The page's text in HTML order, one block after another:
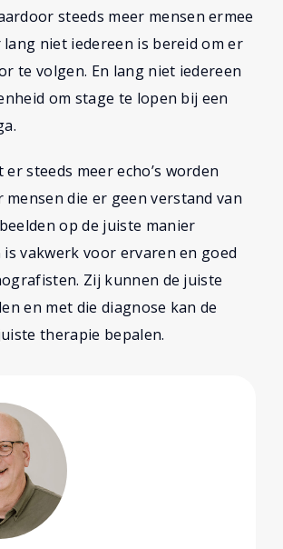
steeds meer mensen ermee
niet iedereen is bereid om er
te volgen. En lang niet iedereen
om stage te lopen bij een
steeds meer echo’s worden
mensen die er geen verstand van
op de juiste manier
vakwerk voor ervaren en goed
Zij kunnen de juiste
en met die diagnose kan de
therapie bepalen.